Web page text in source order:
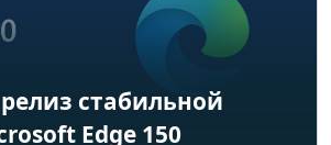
стабильной
Edge 150